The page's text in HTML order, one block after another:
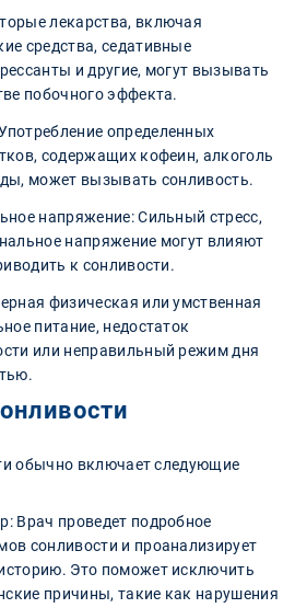
лекарства, включая
средства, седативные
и другие, могут вызывать
побочного эффекта.
определенных
содержащих кофеин, алкоголь
может вызывать сонливость.
напряжение: Сильный стресс,
напряжение могут влияют
к сонливости.
физическая или умственная
питание, недостаток
или неправильный режим дня
обычно включает следующие
Врач проведет подробное
сонливости и проанализирует
Это поможет исключить
причины, такие как нарушения